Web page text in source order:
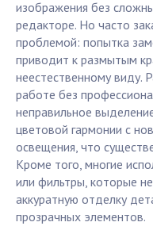
изображения без
редакторе. Но часто
проблемой: попытка
приводит к размытым
неестественному виду.
работе без
неправильное
цветовой гармонии с
освещения, что
Кроме того, многие
или фильтры, которые
аккуратную отделку
прозрачных элементов.